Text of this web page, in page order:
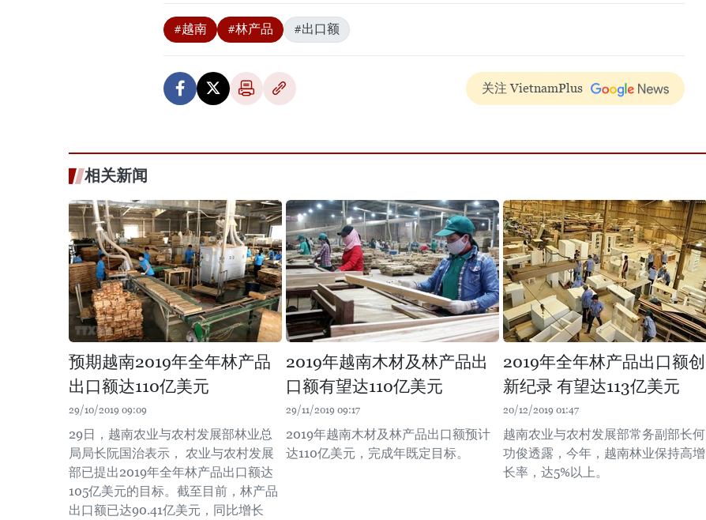
#越南 #林产品 #出口额
关注 VietnamPlus
相关新闻
预期越南2019年全年林产品
出口额达110亿美元
29/10/2019 09:09
29日，越南农业与农村发展部林业总
局局长阮国治表示， 农业与农村发展
部已提出2019年全年林产品出口额达
105亿美元的目标。截至目前，林产品
出口额已达90.41亿美元，同比增长
2019年越南木材及林产品出
口额有望达110亿美元
29/11/2019 09:17
2019年越南木材及林产品出口额预计
达110亿美元，完成年既定目标。
2019年全年林产品出口额创
新纪录 有望达113亿美元
20/12/2019 01:47
越南农业与农村发展部常务副部长何
功俊透露，今年，越南林业保持高增
长率，达5%以上。